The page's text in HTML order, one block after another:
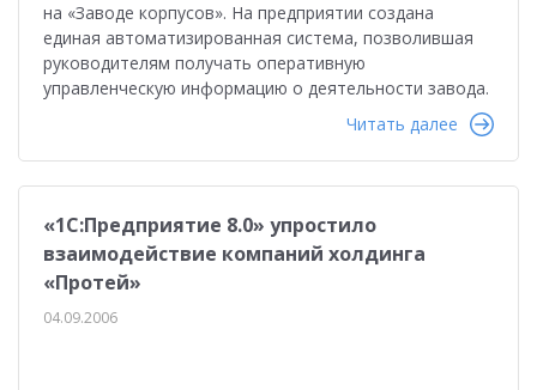
на «Заводе корпусов». На предприятии создана
единая автоматизированная система, позволившая
руководителям получать оперативную
управленческую информацию о деятельности завода.
Читать далее
«1С:Предприятие 8.0» упростило
взаимодействие компаний холдинга
«Протей»
04.09.2006